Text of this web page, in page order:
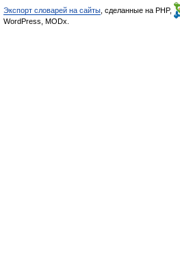
Экспорт словарей на сайты , сделанные на PHP,
WordPress, MODx.